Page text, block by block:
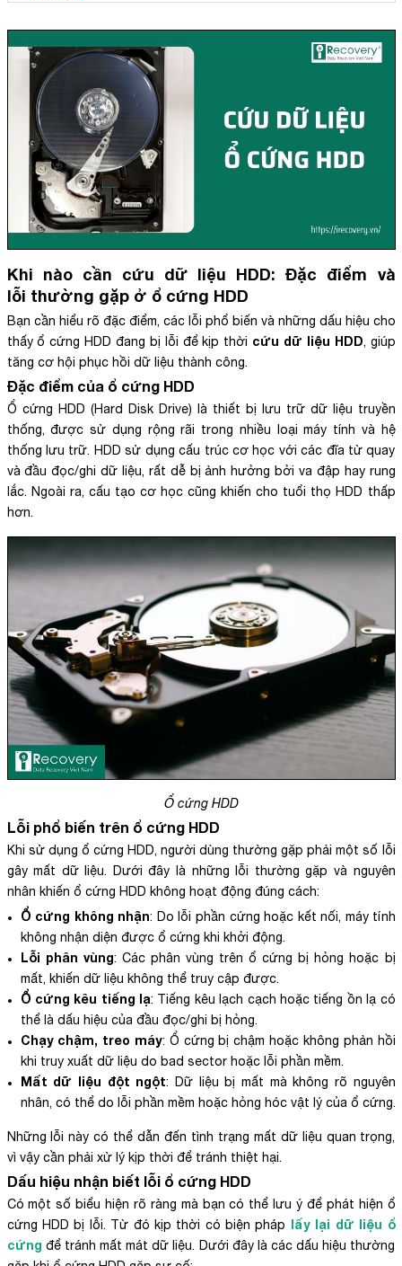
Khi nào cần cứu dữ liệu HDD: Đặc điểm và
lỗi thường gặp ở ổ cứng HDD
Bạn cần hiểu rõ đặc điểm, các lỗi phổ biến và những dấu hiệu cho
thấy ổ cứng HDD đang bị lỗi để kịp thời cứu dữ liệu HDD, giúp
tăng cơ hội phục hồi dữ liệu thành công.
Đặc điểm của ổ cứng HDD
Ổ cứng HDD (Hard Disk Drive) là thiết bị lưu trữ dữ liệu truyền
thống, được sử dụng rộng rãi trong nhiều loại máy tính và hệ
thống lưu trữ. HDD sử dụng cấu trúc cơ học với các đĩa từ quay
và đầu đọc/ghi dữ liệu, rất dễ bị ảnh hưởng bởi va đập hay rung
lắc. Ngoài ra, cấu tạo cơ học cũng khiến cho tuổi thọ HDD thấp
hơn.
Ổ cứng HDD
Lỗi phổ biến trên ổ cứng HDD
Khi sử dụng ổ cứng HDD, người dùng thường gặp phải một số lỗi
gây mất dữ liệu. Dưới đây là những lỗi thường gặp và nguyên
nhân khiến ổ cứng HDD không hoạt động đúng cách:
Ổ cứng không nhận: Do lỗi phần cứng hoặc kết nối, máy tính
không nhận diện được ổ cứng khi khởi động.
Lỗi phân vùng: Các phân vùng trên ổ cứng bị hỏng hoặc bị
mất, khiến dữ liệu không thể truy cập được.
Ổ cứng kêu tiếng lạ: Tiếng kêu lạch cạch hoặc tiếng ồn lạ có
thể là dấu hiệu của đầu đọc/ghi bị hỏng.
Chạy chậm, treo máy: Ổ cứng bị chậm hoặc không phản hồi
khi truy xuất dữ liệu do bad sector hoặc lỗi phần mềm.
Mất dữ liệu đột ngột: Dữ liệu bị mất mà không rõ nguyên
nhân, có thể do lỗi phần mềm hoặc hỏng hóc vật lý của ổ cứng.
Những lỗi này có thể dẫn đến tình trạng mất dữ liệu quan trọng,
vì vậy cần phải xử lý kịp thời để tránh thiệt hại.
Dấu hiệu nhận biết lỗi ổ cứng HDD
Có một số biểu hiện rõ ràng mà bạn có thể lưu ý để phát hiện ổ
cứng HDD bị lỗi. Từ đó kịp thời có biện pháp lấy lại dữ liệu ổ
cứng để tránh mất mát dữ liệu. Dưới đây là các dấu hiệu thường